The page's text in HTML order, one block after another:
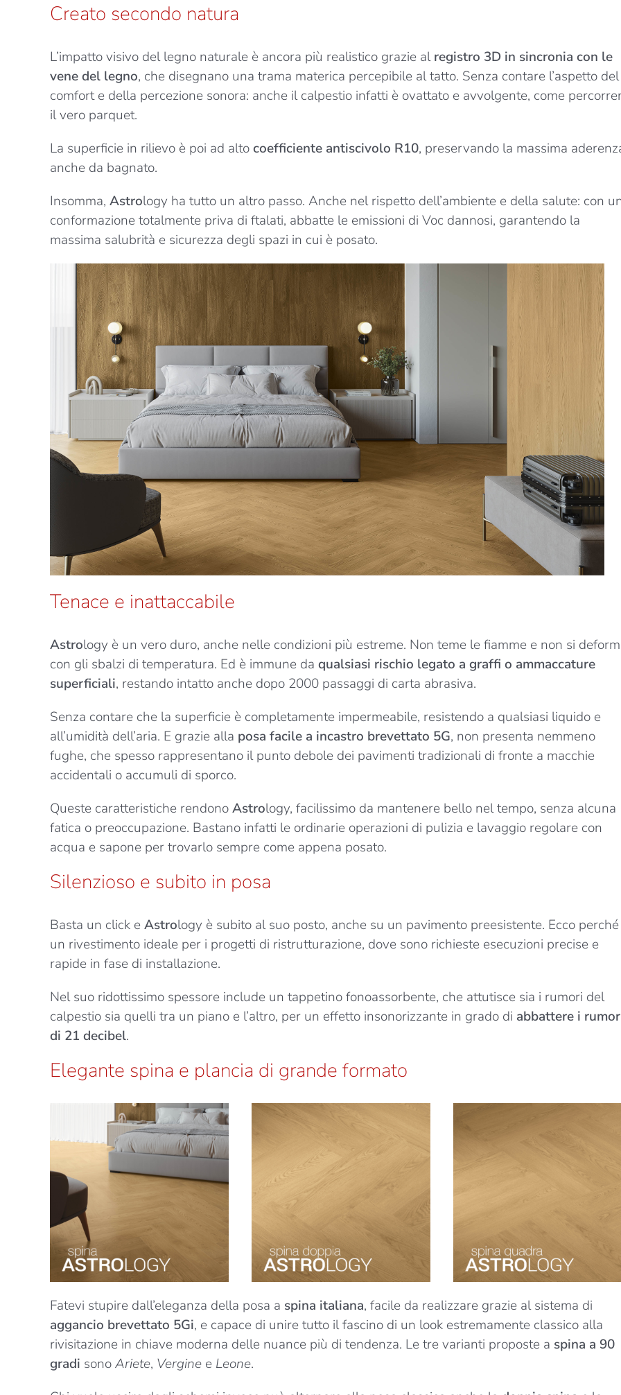
Creato secondo natura
L’impatto visivo del legno naturale è ancora più realistico grazie alregistro 3D in sincronia con le
vene del legno, che disegnano una trama materica percepibile al tatto. Senza contare l’aspetto del
comfort e della percezione sonora: anche il calpestio infatti è ovattato e avvolgente, come
il vero parquet.
La superficie in rilievo è poi ad altocoefficiente antiscivolo R10, preservando la massima
anche da bagnato.
Insomma, Astrology ha tutto un altro passo. Anche nel rispetto dell’ambiente e della salute: con
conformazione totalmente priva di ftalati, abbatte le emissioni di Voc dannosi, garantendo la
massima salubrità e sicurezza degli spazi in cui è posato.
Tenace e inattaccabile
Astrology è un vero duro, anche nelle condizioni più estreme. Non teme le fiamme e non si
con gli sbalzi di temperatura. Ed è immune da qualsiasi rischio legato a graffi o ammaccature
superficiali, restando intatto anche dopo 2000 passaggi di carta abrasiva.
Senza contare che la superficie è completamente impermeabile, resistendo a qualsiasi liquido e
all’umidità dell’aria. E grazie alla posa facile a incastro brevettato 5G, non presenta nemmeno
fughe, che spesso rappresentano il punto debole dei pavimenti tradizionali di fronte a macchie
accidentali o accumuli di sporco.
Queste caratteristiche rendonoAstrology, facilissimo da mantenere bello nel tempo, senza alcuna
fatica o preoccupazione. Bastano infatti le ordinarie operazioni di pulizia e lavaggio regolare con
acqua e sapone per trovarlo sempre come appena posato.
Silenzioso e subito in posa
Basta un click e Astrology è subito al suo posto, anche su un pavimento preesistente. Ecco
un rivestimento ideale per i progetti di ristrutturazione, dove sono richieste esecuzioni precise e
rapide in fase di installazione.
Nel suo ridottissimo spessore include un tappetino fonoassorbente, che attutisce sia i rumori del
calpestio sia quelli tra un piano e l’altro, per un effetto insonorizzante in grado di abbattere i
di 21 decibel.
Elegante spina e plancia di grande formato
Fatevi stupire dall’eleganza della posa a spina italiana, facile da realizzare grazie al sistema di
aggancio brevettato 5Gi, e capace di unire tutto il fascino di un look estremamente classico alla
rivisitazione in chiave moderna delle nuance più di tendenza. Le tre varianti proposte a spina a 90
gradi sonoAriete, Vergine e Leone.